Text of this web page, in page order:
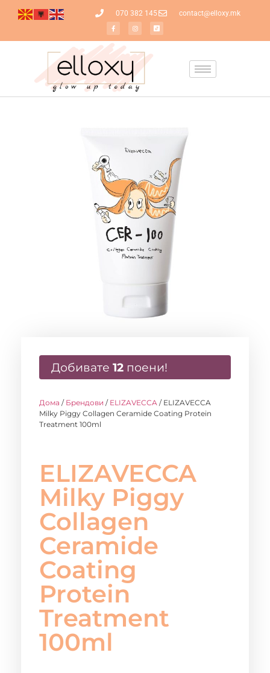
070 382 145 contact@elloxy.mk
Добивате 12 поени!
Дома / Брендови / ELIZAVECCA / ELIZAVECCA
Milky Piggy Collagen Ceramide Coating Protein
Treatment 100ml
ELIZAVECCA
Milky Piggy
Collagen
Ceramide
Coating
Protein
Treatment
100ml